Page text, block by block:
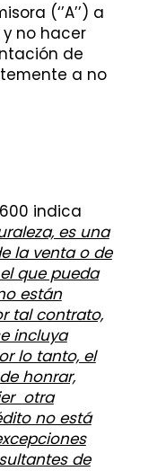
(‘’A’’) a
no hacer
de
a no
indica
es una
la venta o de
que pueda
están
tal contrato,
incluya
lo tanto, el
honrar,
otra
no está
de